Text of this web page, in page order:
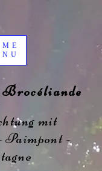
ME
NU
mit
Paimpont -